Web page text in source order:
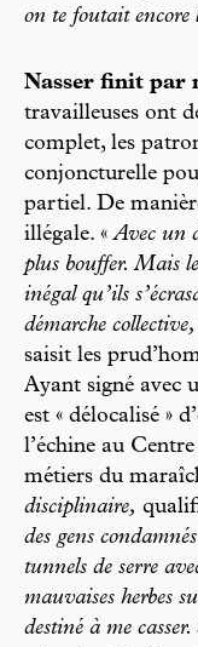
on te foutait encore
Nasser finit par
travailleuses ont
complet, les
conjoncturelle
partiel. De
illégale. «Avec un
plus bouffer. Mais
inégal qu’ils
démarche
saisit les
Ayant signé avec
est « délocalisé »
l’échine au
métiers du
disciplinaire,
des gens
tunnels de serre
mauvaises herbes
destiné à me